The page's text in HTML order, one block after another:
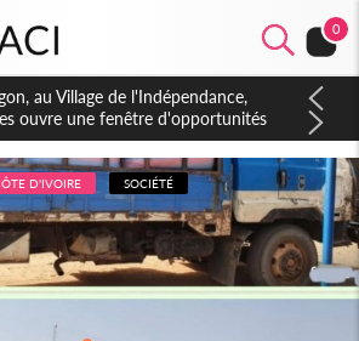
0
Treichville, après la fronde, les agents
un accord avec la direction sur les
D'IVOIRE SOCIÉTÉ